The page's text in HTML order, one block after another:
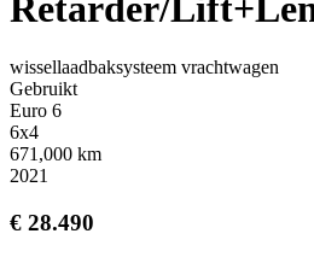
wissellaadbaksysteem vrachtwagen
Gebruikt
Euro 6
6x4
671,000 km
2021
€ 28.490